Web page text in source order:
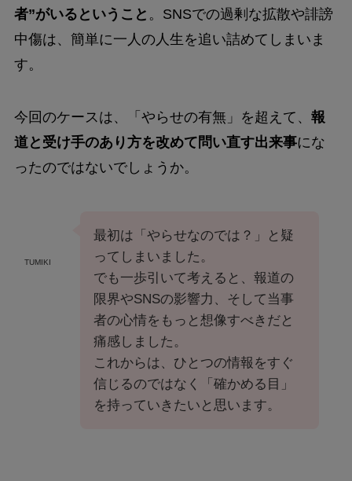
者”がいるということ 。SNSでの過剰な拡散や誹謗
中傷は、簡単に一人の人生を追い詰めてしまいま
す。
今回のケースは、「やらせの有無」を超えて、 報
道と受け手のあり方を改めて問い直す出来事にな
ったのではないでしょうか。
TUMIKI
最初は「やらせなのでは？」と疑
ってしまいました。
でも一歩引いて考えると、報道の
限界やSNSの影響力、そして当事
者の心情をもっと想像すべきだと
痛感しました。
これからは、ひとつの情報をすぐ
信じるのではなく「確かめる目」
を持っていきたいと思います。